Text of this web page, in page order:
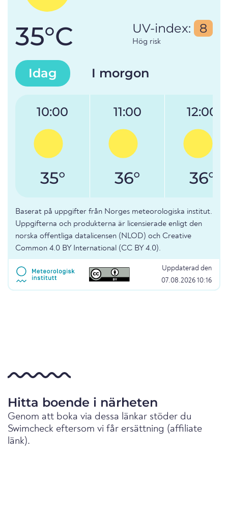
35°C UV-index: 8
Hög risk
Idag I morgon
10:00
35°
11:00
36°
12:00
36°
Baserat på uppgifter från Norges meteorologiska institut.
Uppgifterna och produkterna är licensierade enligt den
norska offentliga datalicensen (NLOD) och Creative
Common 4.0 BY International (CC BY 4.0).
Uppdaterad den
07.08.2026 10:16
Hitta boende i närheten
Genom att boka via dessa länkar stöder du
Swimcheck eftersom vi får ersättning (affiliate
länk).